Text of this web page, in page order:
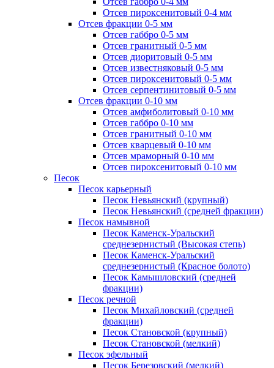
Отсев пироксенитовый 0-4 мм
Отсев фракции 0-5 мм
Отсев габбро 0-5 мм
Отсев гранитный 0-5 мм
Отсев диоритовый 0-5 мм
Отсев известняковый 0-5 мм
Отсев пироксенитовый 0-5 мм
Отсев серпентинитовый 0-5 мм
Отсев фракции 0-10 мм
Отсев амфиболитовый 0-10 мм
Отсев габбро 0-10 мм
Отсев гранитный 0-10 мм
Отсев кварцевый 0-10 мм
Отсев мраморный 0-10 мм
Отсев пироксенитовый 0-10 мм
Песок
Песок карьерный
Песок Невьянский (крупный)
Песок Невьянский (средней фракции)
Песок намывной
Песок Каменск-Уральский
среднезернистый (Высокая степь)
Песок Каменск-Уральский
среднезернистый (Красное болото)
Песок Камышловский (средней
фракции)
Песок речной
Песок Михайловский (средней
фракции)
Песок Становской (крупный)
Песок Становской (мелкий)
Песок эфельный
Песок Березовский (мелкий)